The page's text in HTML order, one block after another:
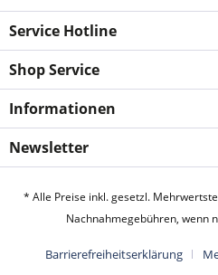
Service Hotline
Shop Service
Informationen
Newsletter
* Alle Preise inkl. gesetzl.
Nachnahmegebühren, wenn
Barrierefreiheitserklärung